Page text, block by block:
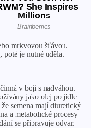
mrkvovou šťávou.
poté je nutné udělat
v boji s nadváhou.
jako olej po jídle
semena mají diuretický
a metabolické procesy
se připravuje odvar.